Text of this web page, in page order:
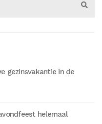
gezinsvakantie in de
helemaal